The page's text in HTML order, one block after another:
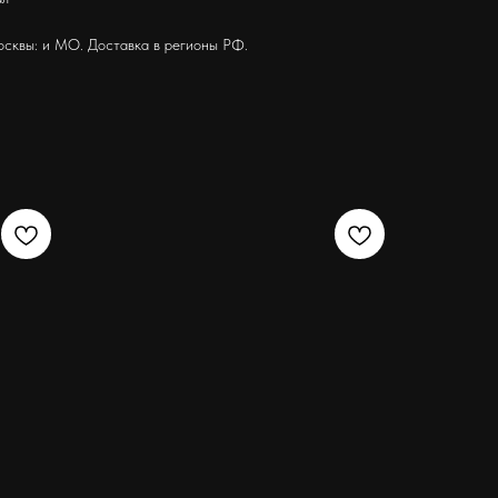
и МО. Доставка в регионы РФ.